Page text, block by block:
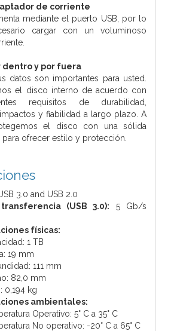
de corriente
mediante el puerto USB, por lo
cargar con un voluminoso
dentro y por fuera
datos son importantes para usted.
el disco interno de acuerdo con
requisitos de durabilidad,
y fiabilidad a largo plazo. A
el disco con una sólida
para ofrecer estilo y protección.
3.0 and USB 2.0
(USB 3.0): 5 Gb/s
físicas:
1 TB
19 mm
111 mm
82,0 mm
0,194 kg
ambientales:
Operativo: 5° C a 35° C
No operativo: -20° C a 65° C